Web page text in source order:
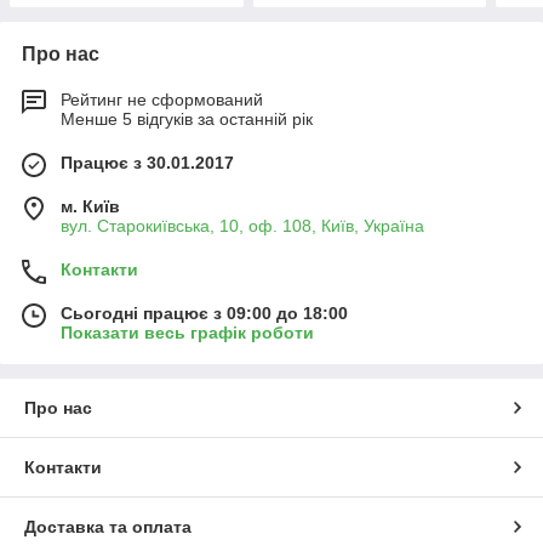
Про нас
Рейтинг не сформований
Менше 5 відгуків за останній рік
Працює з 30.01.2017
м. Київ
вул. Старокиївська, 10, оф. 108, Київ, Україна
Контакти
Сьогодні працює з 09:00 до 18:00
Показати весь графік роботи
Про нас
Контакти
Доставка та оплата